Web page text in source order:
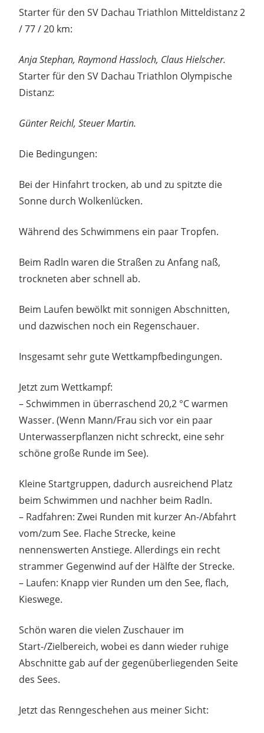
Starter für den SV Dachau Triathlon Mitteldistanz 2
/ 77 / 20 km:
Anja Stephan, Raymond Hassloch, Claus Hielscher.
Starter für den SV Dachau Triathlon Olympische
Distanz:
Günter Reichl, Steuer Martin.
Die Bedingungen:
Bei der Hinfahrt trocken, ab und zu spitzte die
Sonne durch Wolkenlücken.
Während des Schwimmens ein paar Tropfen.
Beim Radln waren die Straßen zu Anfang naß,
trockneten aber schnell ab.
Beim Laufen bewölkt mit sonnigen Abschnitten,
und dazwischen noch ein Regenschauer.
Insgesamt sehr gute Wettkampfbedingungen.
Jetzt zum Wettkampf:
– Schwimmen in überraschend 20,2 °C warmen
Wasser. (Wenn Mann/Frau sich vor ein paar
Unterwasserpflanzen nicht schreckt, eine sehr
schöne große Runde im See).
Kleine Startgruppen, dadurch ausreichend Platz
beim Schwimmen und nachher beim Radln.
– Radfahren: Zwei Runden mit kurzer An-/Abfahrt
vom/zum See. Flache Strecke, keine
nennenswerten Anstiege. Allerdings ein recht
strammer Gegenwind auf der Hälfte der Strecke.
– Laufen: Knapp vier Runden um den See, flach,
Kieswege.
Schön waren die vielen Zuschauer im
Start-/Zielbereich, wobei es dann wieder ruhige
Abschnitte gab auf der gegenüberliegenden Seite
des Sees.
Jetzt das Renngeschehen aus meiner Sicht: